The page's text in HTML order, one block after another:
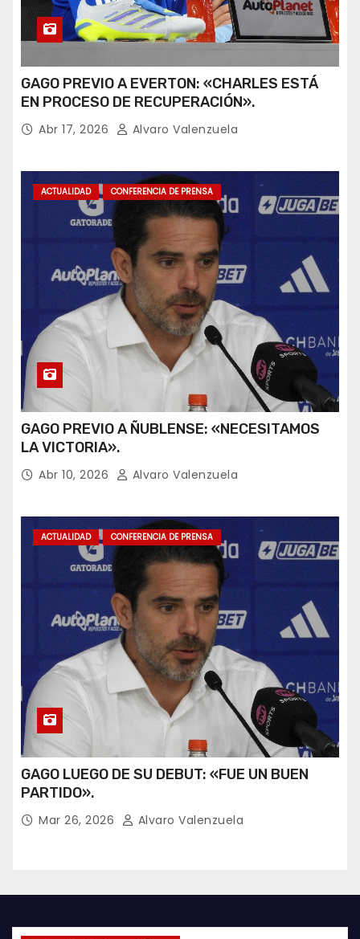
GAGO PREVIO A EVERTON: «CHARLES ESTÁ
EN PROCESO DE RECUPERACIÓN».
Abr 17, 2026 Alvaro Valenzuela
ACTUALIDAD CONFERENCIA DE PRENSA
GAGO PREVIO A ÑUBLENSE: «NECESITAMOS
LA VICTORIA».
Abr 10, 2026 Alvaro Valenzuela
ACTUALIDAD CONFERENCIA DE PRENSA
GAGO LUEGO DE SU DEBUT: «FUE UN BUEN
PARTIDO».
Mar 26, 2026 Alvaro Valenzuela